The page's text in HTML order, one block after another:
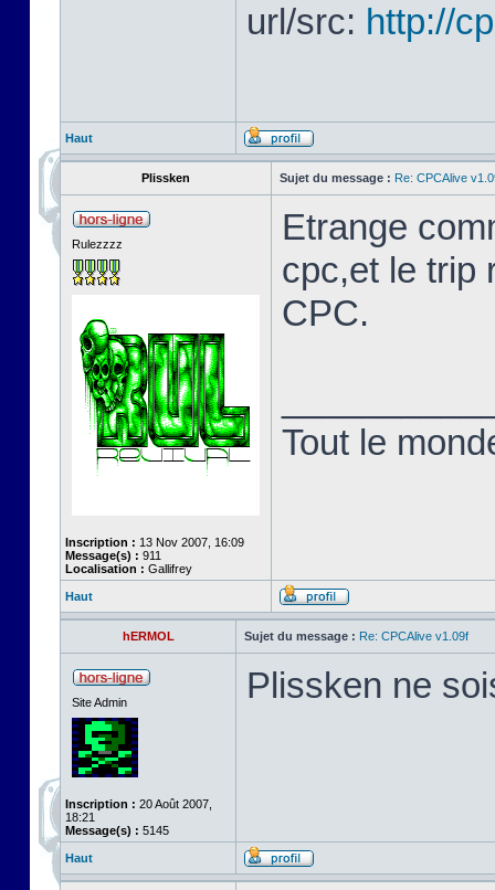
url/src: http://
Haut
Plissken Sujet du message : Re: CPCAlive
Rulezzzz
Inscription : 13 Nov 2007, 16:09
Message(s) : 911
Localisation : Gallifrey
Etrange
cpc,et le trip
CPC.
Tout le
Haut
hERMOL Sujet du message : Re: CPCAlive v1.09f
Site Admin
Inscription : 20 Août 2007,
18:21
Message(s) : 5145
Plissken ne
Haut